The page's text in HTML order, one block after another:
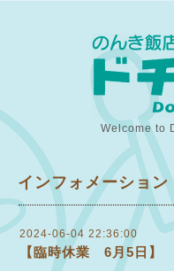
Welcome to
インフォメーション
2024-06-04 22:36:00
【臨時休業 6月5日】